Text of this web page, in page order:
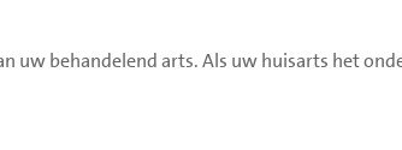
uw behandelend arts. Als uw huisarts het